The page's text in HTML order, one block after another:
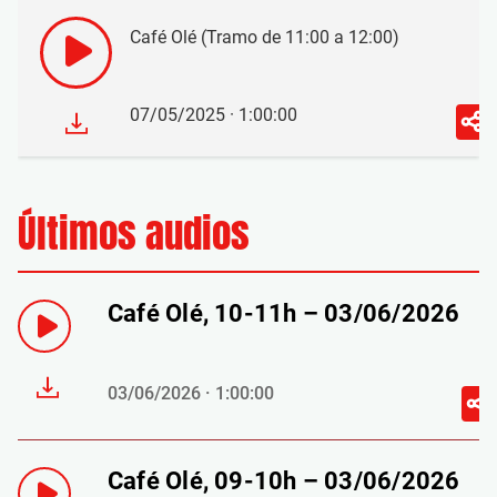
Café Olé (Tramo de 11:00 a 12:00)
07/05/2025 · 1:00:00
Últimos audios
Café Olé, 10-11h – 03/06/2026
03/06/2026 · 1:00:00
Café Olé, 09-10h – 03/06/2026